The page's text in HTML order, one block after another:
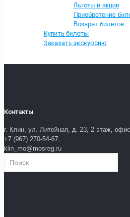
Льготы и акции
Приобретение
Возврат билетов
Купить билеты
Заказать экскурсию
Контакты
г. Клин, ул. Литейная, д. 23, 2 этаж,
+7 (967) 270-54-67,
klin_mo@mosreg.ru